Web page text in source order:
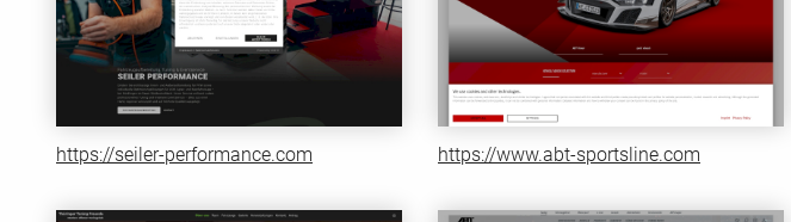
https://seiler-performance.com https://www.abt-sportsline.com